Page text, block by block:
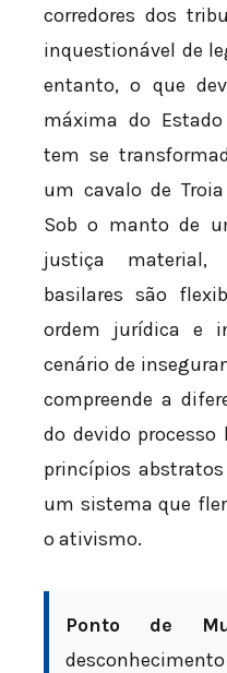
corredores dos
inquestionável de
entanto, o que
máxima do
tem se
um cavalo de
Sob o manto de
justiça material,
basilares são
ordem jurídica e
cenário de
compreende a
do devido
princípios
um sistema que
o ativismo.
Ponto de